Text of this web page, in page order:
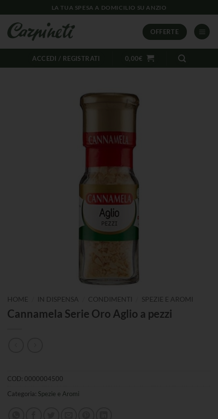
LA TUA SPESA A DOMICILIO SU ANZIO
OFFERTE
ACCEDI / REGISTRATI 0,00€
HOME IN DISPENSA CONDIMENTI SPEZIE E AROMI
Cannamela Serie Oro Aglio a pezzi
COD: 0000004500
Categoria: Spezie e Aromi